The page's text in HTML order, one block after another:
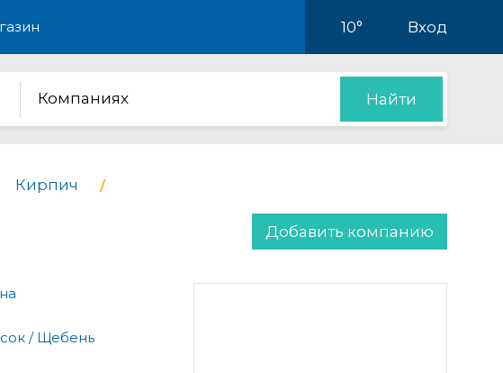
10° Вход
Компаниях Найти
Кирпич
Добавить компанию
/ Щебень